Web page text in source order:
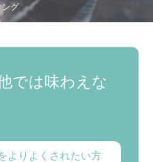
ング
では味わえな
よりよくされたい方